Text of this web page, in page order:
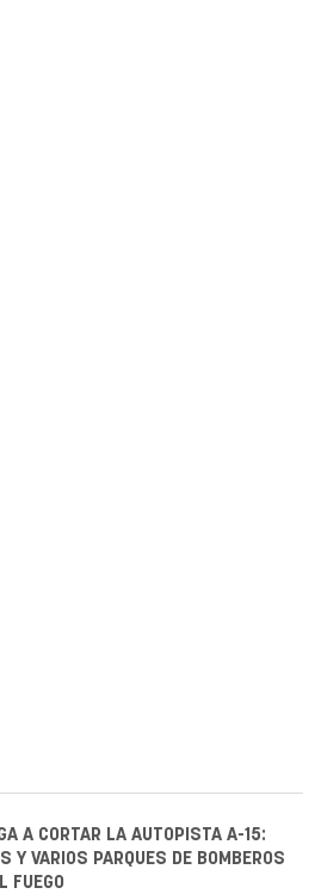
A CORTAR LA AUTOPISTA A-15:
Y VARIOS PARQUES DE BOMBEROS
FUEGO